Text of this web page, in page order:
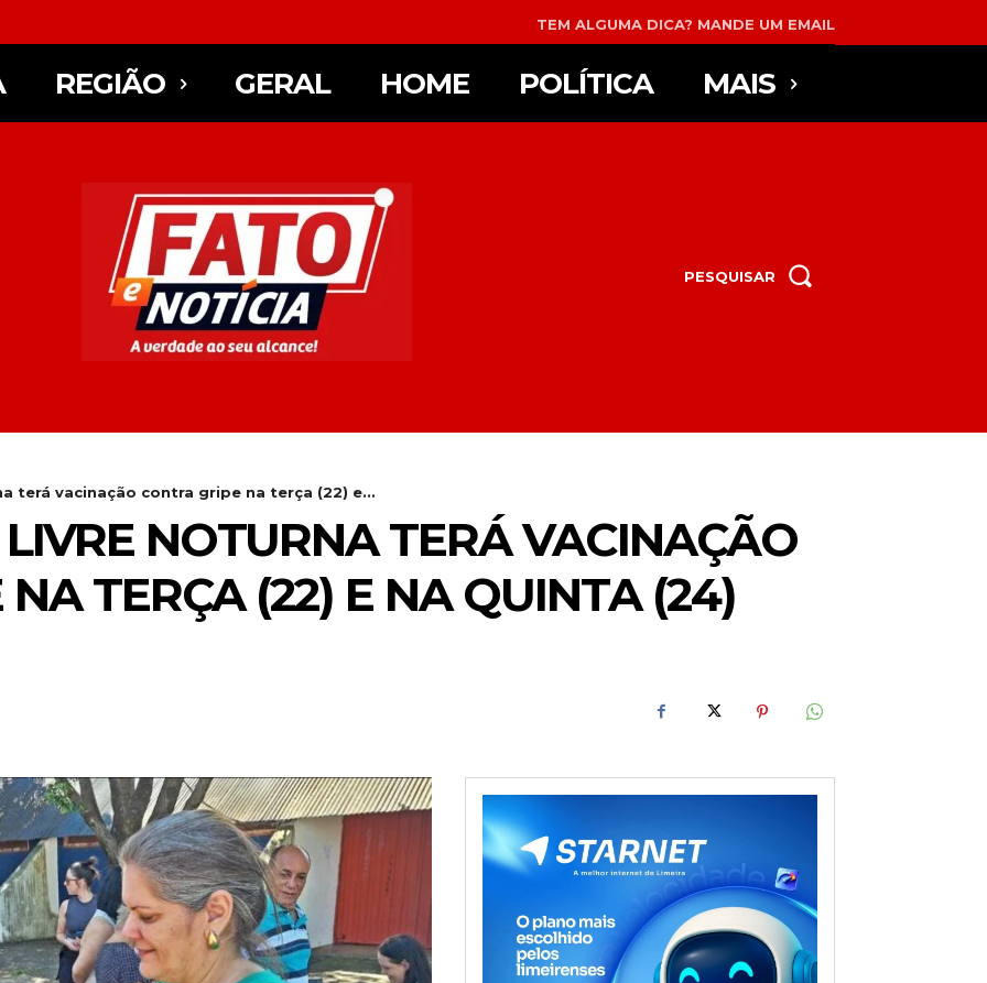
TEM ALGUMA DICA? MANDE UM EMAIL
REGIÃO GERAL HOME POLÍTICA MAIS
PESQUISAR
terá vacinação contra gripe na terça (22) e...
NOTURNA TERÁ VACINAÇÃO
TERÇA (22) E NA QUINTA (24)